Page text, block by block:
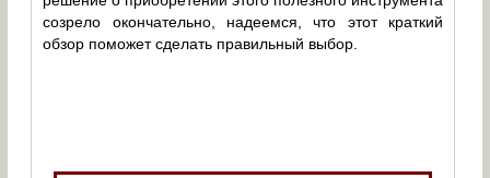
созрело окончательно, надеемся, что этот краткий
обзор поможет сделать правильный выбор.